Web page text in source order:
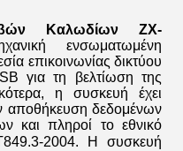
Καλωδίων ZX-
ενσωματωμένη
επικοινωνίας δικτύου
για τη βελτίωση της
η συσκευή έχει
αποθήκευση δεδομένων
και πληροί το εθνικό
2004. Η συσκευή